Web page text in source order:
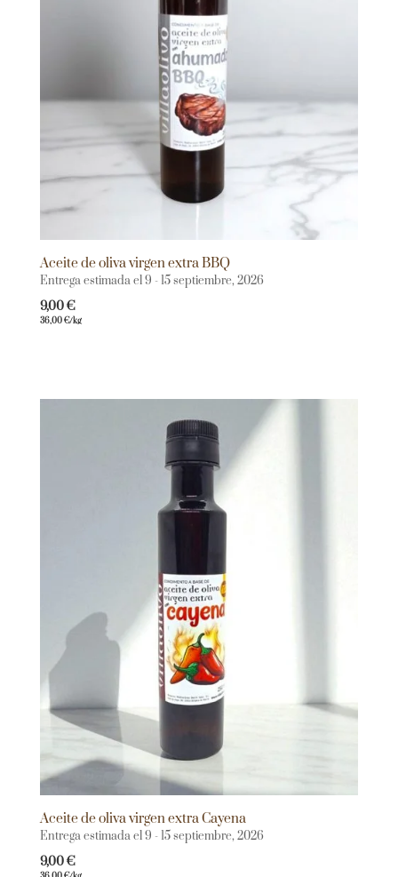
Aceite de oliva virgen extra BBQ
Entrega estimada el 9 - 15 septiembre, 2026
9,00€
36,00€/kg
Aceite de oliva virgen extra Cayena
Entrega estimada el 9 - 15 septiembre, 2026
9,00€